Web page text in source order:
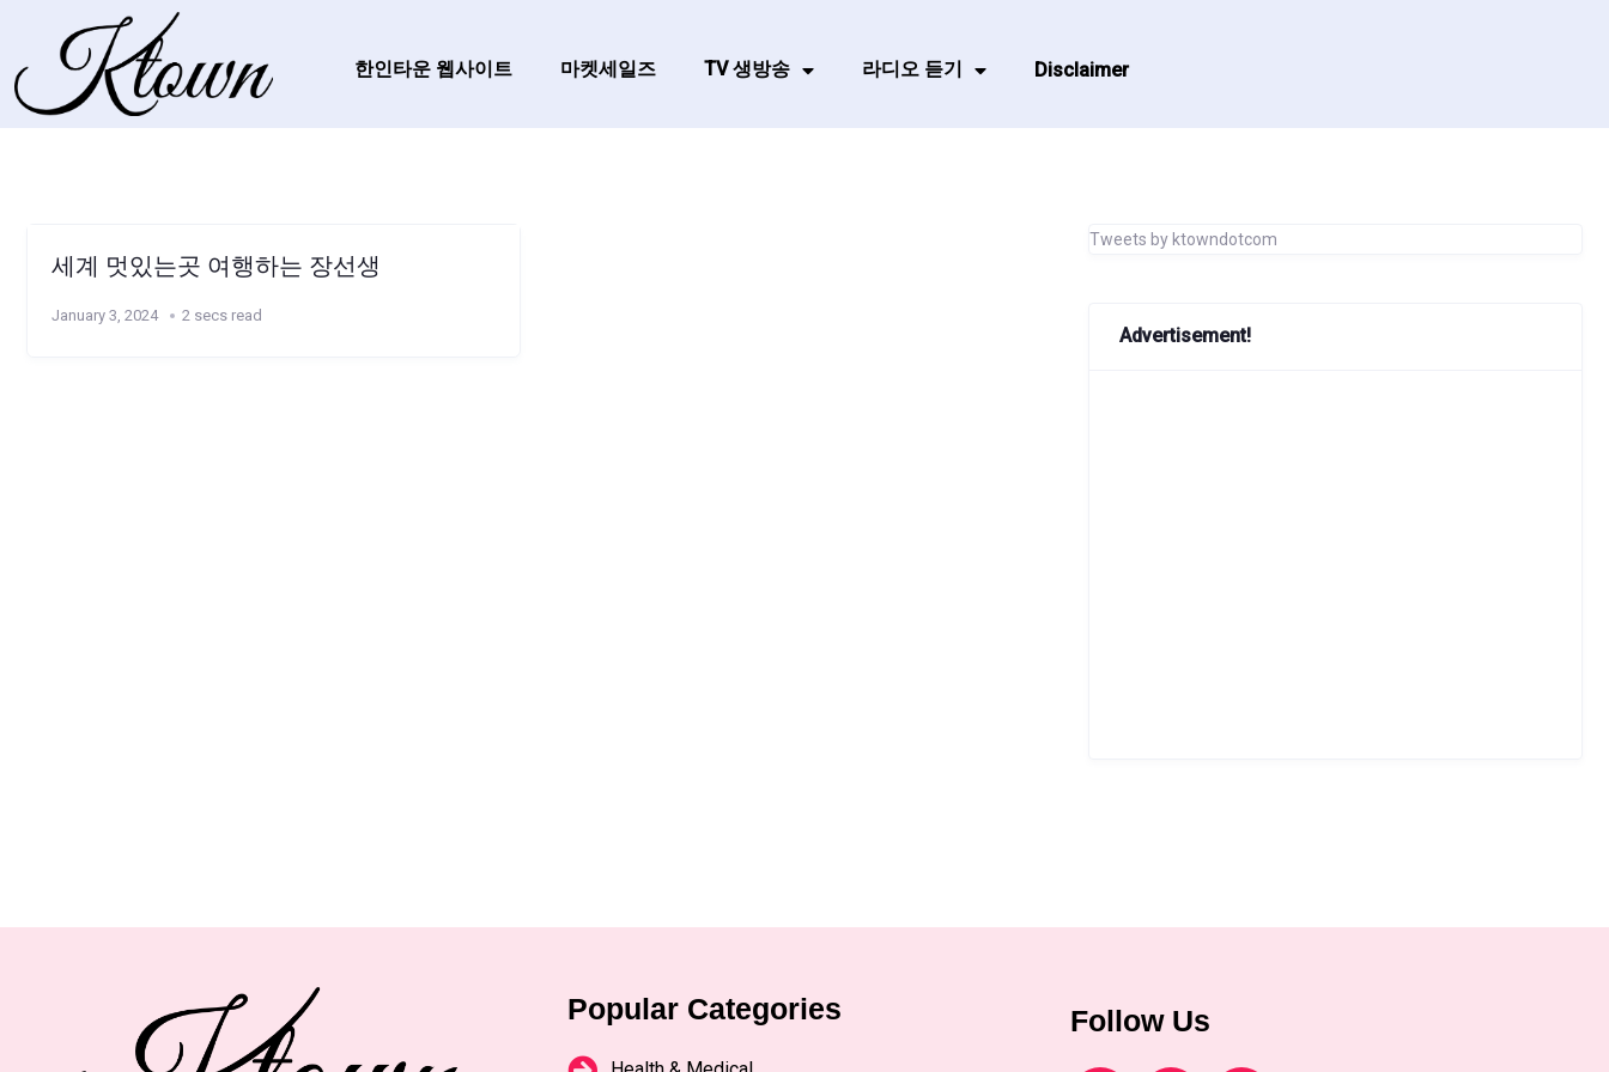
한인타운 웹사이트 마켓세일즈 TV 생방송 라디오 듣기 Disclaimer
세계 멋있는곳 여행하는 장선생
January 3, 2024 2 secs read
Tweets by ktowndotcom
Advertisement!
Popular Categories Follow Us